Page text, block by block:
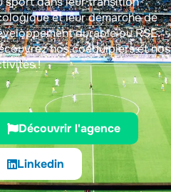
et leur démarche de
durable ou RSE.
nos coéquipiers et nos
!
Découvrir l'agence
Linkedin